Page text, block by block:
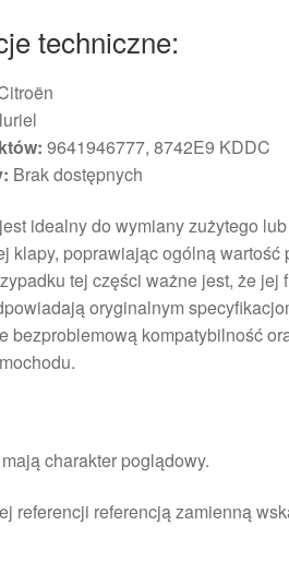
techniczne:
9641946777, 8742E9 KDDC
Brak dostępnych
idealny do wymiany zużytego
klapy, poprawiając ogólną wartość
tej części ważne jest, że jej
oryginalnym
bezproblemową kompatybilność
charakter poglądowy.
referencji referencją zamienną